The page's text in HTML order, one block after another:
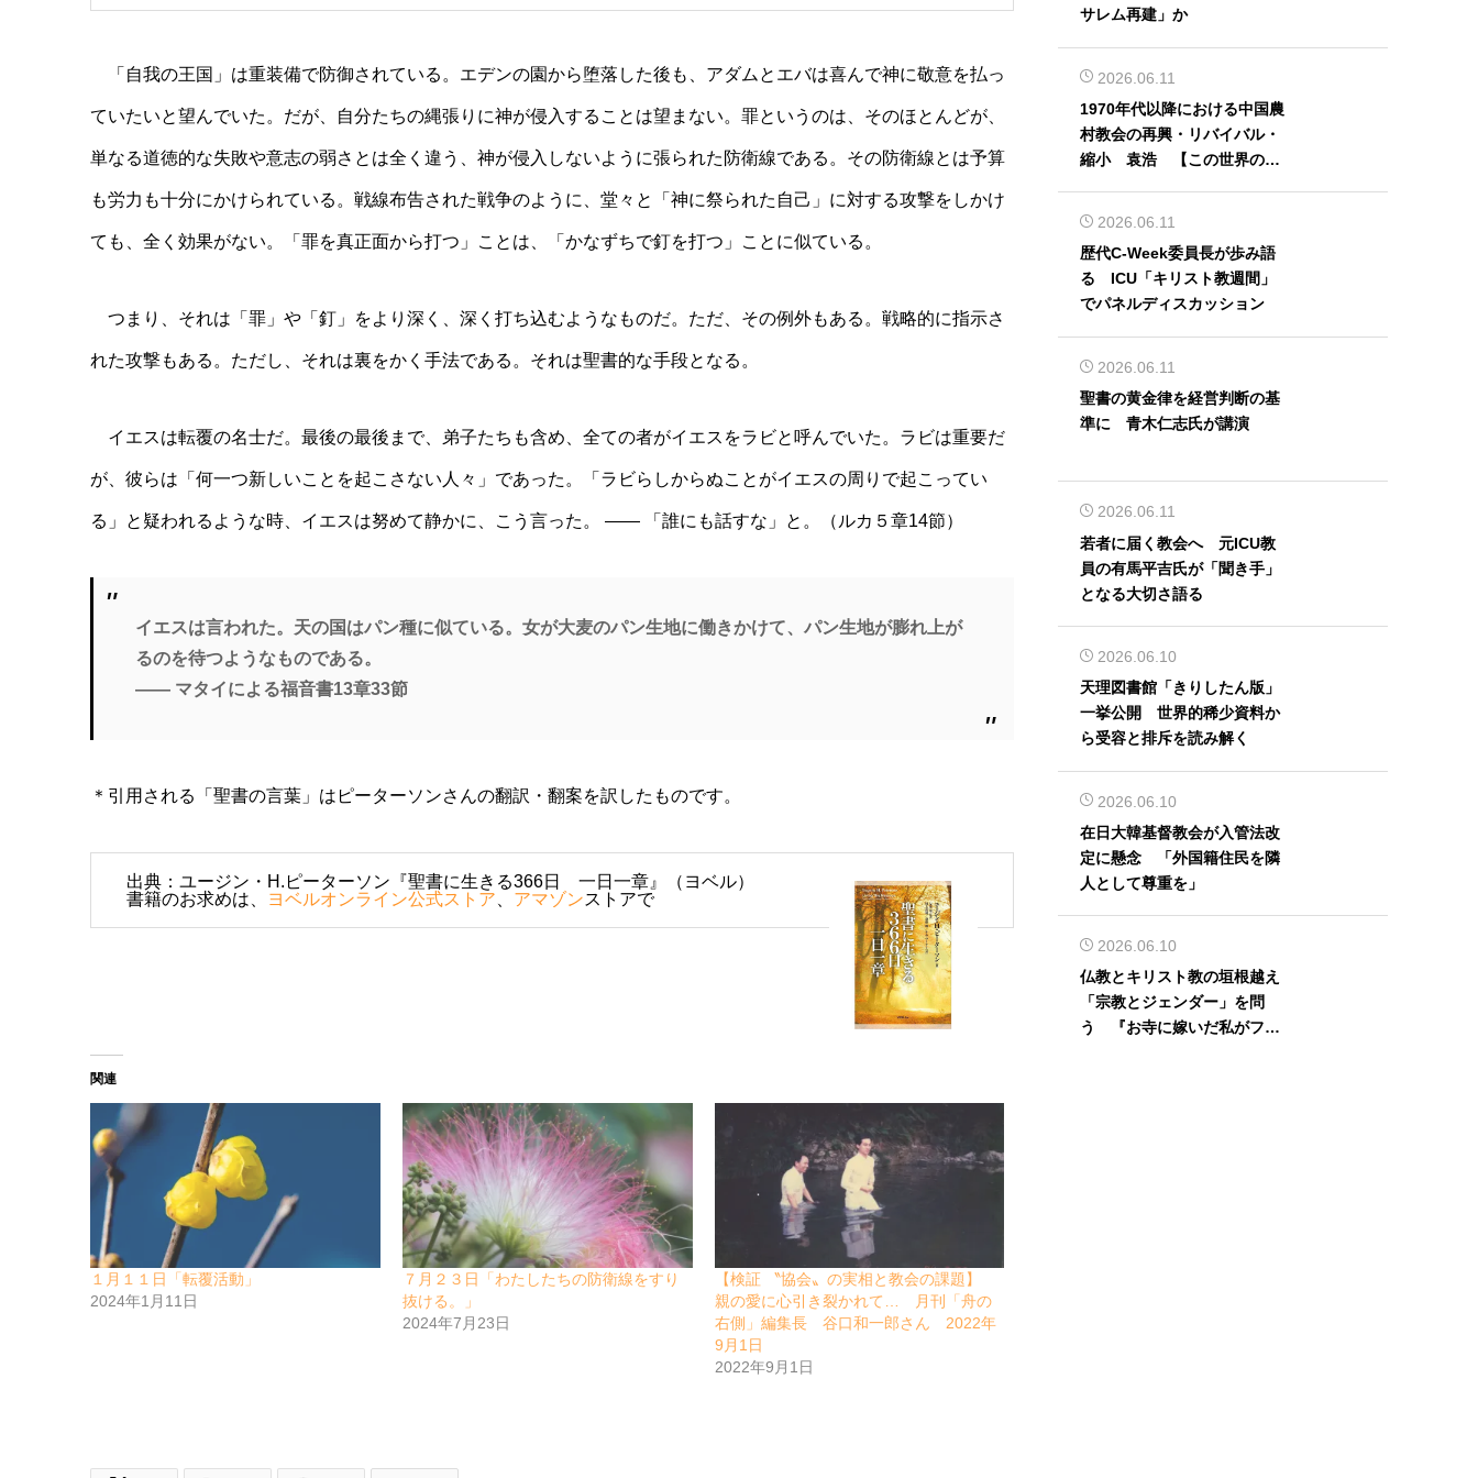
「自我の王国」は重装備で防御されている。エデンの園から堕落した後も、アダムとエバは喜んで神に敬意を払っ
ていたいと望んでいた。だが、自分たちの縄張りに神が侵入することは望まない。罪というのは、そのほとんどが、
単なる道徳的な失敗や意志の弱さとは全く違う、神が侵入しないように張られた防衛線である。その防衛線とは予算
も労力も十分にかけられている。戦線布告された戦争のように、堂々と「神に祭られた自己」に対する攻撃をしかけ
ても、全く効果がない。「罪を真正面から打つ」ことは、「かなずちで釘を打つ」ことに似ている。
つまり、それは「罪」や「釘」をより深く、深く打ち込むようなものだ。ただ、その例外もある。戦略的に指示さ
れた攻撃もある。ただし、それは裏をかく手法である。それは聖書的な手段となる。
イエスは転覆の名士だ。最後の最後まで、弟子たちも含め、全ての者がイエスをラビと呼んでいた。ラビは重要だ
が、彼らは「何一つ新しいことを起こさない人々」であった。「ラビらしからぬことがイエスの周りで起こってい
る」と疑われるような時、イエスは努めて静かに、こう言った。 ―― 「誰にも話すな」と。（ルカ５章14節）
イエスは言われた。天の国はパン種に似ている。女が大麦のパン生地に働きかけて、パン生地が膨れ上が
るのを待つようなものである。
―― マタイによる福音書13章33節
＊引用される「聖書の言葉」はピーターソンさんの翻訳・翻案を訳したものです。
出典：ユージン・H.ピーターソン『聖書に生きる366日 一日一章』（ヨベル）
書籍のお求めは、
ヨベルオンライン公式ストア アマゾンストアで
関連
１月１１日「転覆活動」
2024年1月11日
７月２３日「わたしたちの防衛線をすり
抜ける。」
2024年7月23日
【検証 〝協会〟の実相と教会の課題】
親の愛に心引き裂かれて… 月刊「舟の
右側」編集長 谷口和一郎さん 2022年
9月1日
2022年9月1日
サレム再建」か
2026.06.11
1970年代以降における中国農
村教会の再興・リバイバル・
縮小 袁浩 【この世界の片
2026.06.11
歴代C-Week委員長が歩み語
る ICU「キリスト教週間」
でパネルディスカッション
2026.06.11
聖書の黄金律を経営判断の基
準に 青木仁志氏が講演
2026.06.11
若者に届く教会へ 元ICU教
員の有馬平吉氏が「聞き手」
となる大切さ語る
2026.06.10
天理図書館「きりしたん版」
一挙公開 世界的稀少資料か
ら受容と排斥を読み解く
2026.06.10
在日大韓基督教会が入管法改
定に懸念 「外国籍住民を隣
人として尊重を」
2026.06.10
仏教とキリスト教の垣根越え
「宗教とジェンダー」を問
う 『お寺に嫁いだ私がフェ